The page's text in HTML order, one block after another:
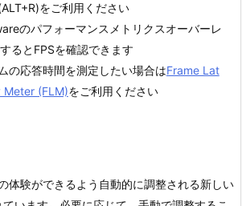
をご利用ください
のパフォーマンスメトリクスオーバーレ
るとFPSを確認できます
の応答時間を測定したい場合はFrame Lat
Meter (FLM)をご利用ください
体験ができるよう自動的に調整される新しい